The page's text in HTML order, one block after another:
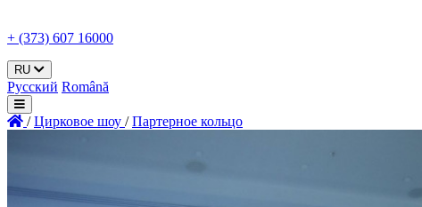
+ (373) 607 16000
RU
Русский Română
/ Цирковое шоу / Партерное кольцо